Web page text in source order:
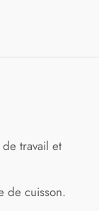
travail et
de cuisson.